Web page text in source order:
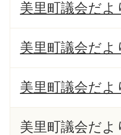
美里町議会だよ
美里町議会だよ
美里町議会だよ
美里町議会だよ